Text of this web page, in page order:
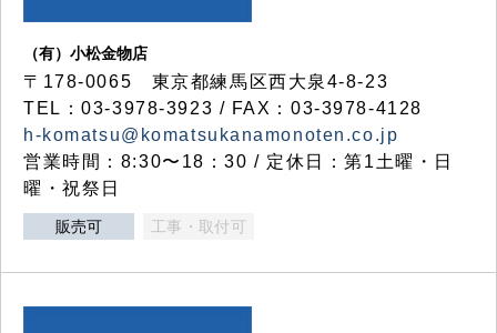
（有）小松金物店
〒178-0065 東京都練馬区西大泉4-8-23
TEL：03-3978-3923 / FAX：03-3978-4128
h-komatsu@komatsukanamonoten.co.jp
営業時間：8:30〜18：30 / 定休日：第1土曜・日
曜・祝祭日
販売可 工事・取付可